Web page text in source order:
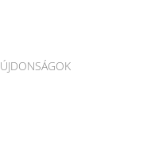
ÚJDONSÁGOK